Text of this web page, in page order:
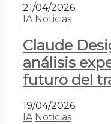
21/04/2026
IA Noticias
Claude
análisis
futuro del
19/04/2026
IA Noticias